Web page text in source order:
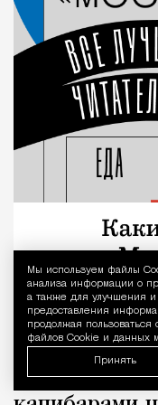
Мы используем файлы
анализа информации о
а также для улучшения и
предоставления
продолжая пользоваться
файлов Cookie и данных
Принять
Экс-